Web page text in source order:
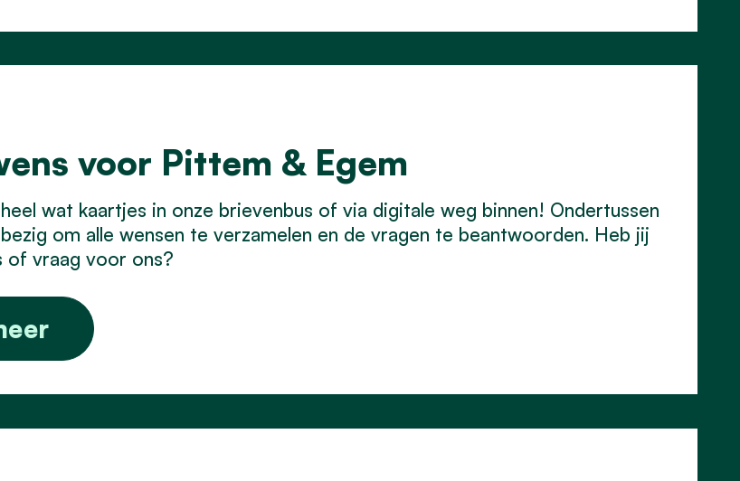
voor Pittem & Egem
wat kaartjes in onze brievenbus of via digitale weg binnen! Ondertussen
om alle wensen te verzamelen en de vragen te beantwoorden. Heb jij
of vraag voor ons?